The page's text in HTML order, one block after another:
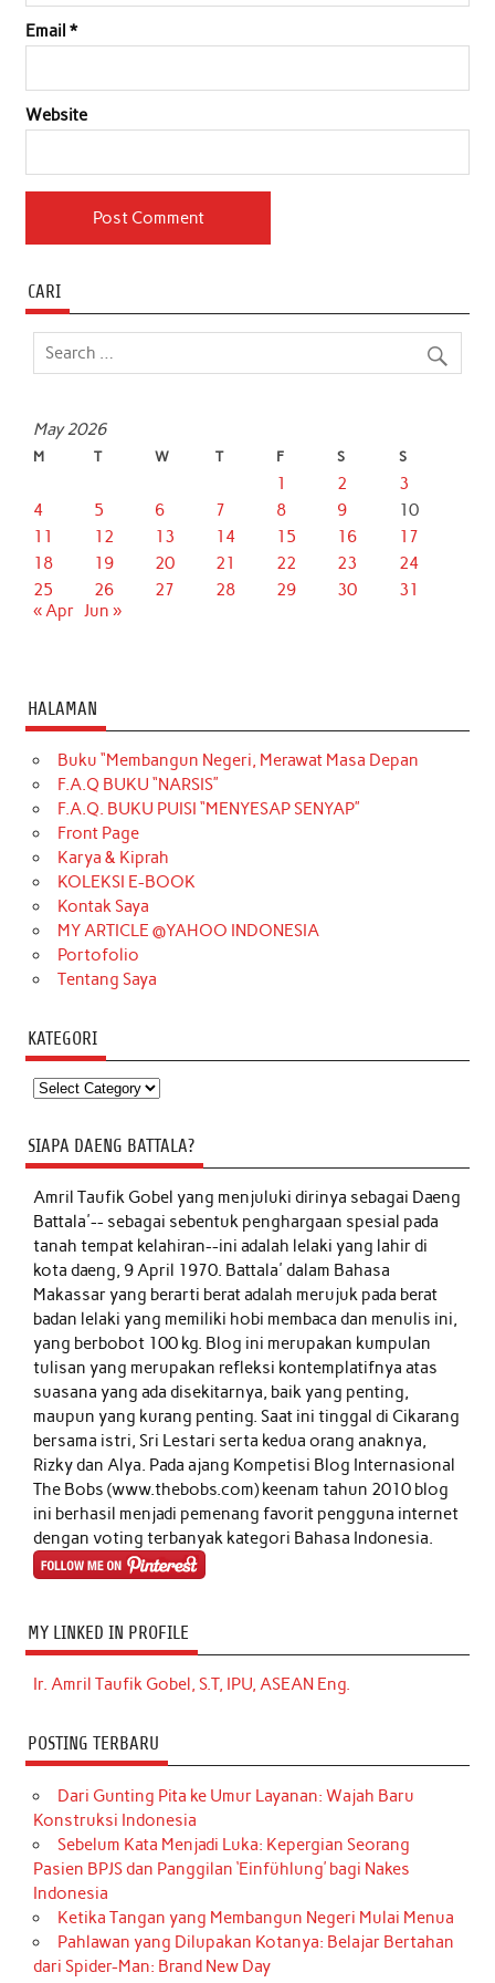
Email *
Website
CARI
May 2026
M T W T F S S
1 2
3
4
5 6 7 8 9
10
11
12 13 14 15 16
17
18
19 20 21 22 23
24
25
26 27 28 29 30
31
« Apr Jun »
HALAMAN
Buku “Membangun Negeri, Merawat Masa Depan
F.A.Q BUKU “NARSIS”
F.A.Q. BUKU PUISI “MENYESAP SENYAP”
Front Page
Karya & Kiprah
KOLEKSI E-BOOK
Kontak Saya
MY ARTICLE @YAHOO INDONESIA
Portofolio
Tentang Saya
KATEGORI
Kategori
SIAPA DAENG BATTALA?
Amril Taufik Gobelyang menjuluki dirinya sebagai Daeng
Battala'-- sebagai sebentuk penghargaan spesial pada
tanah tempat kelahiran--ini adalah lelaki yang lahir di
kota daeng, 9 April 1970. Battala' dalam Bahasa
Makassar yang berarti berat adalah merujuk pada berat
badan lelaki yang memiliki hobi membaca dan menulis ini,
yang berbobot 100 kg. Blog ini merupakan kumpulan
tulisan yang merupakan refleksi kontemplatifnya atas
suasana yang ada disekitarnya, baik yang penting,
maupun yang kurang penting. Saat ini tinggal di Cikarang
bersama istri, Sri Lestari serta kedua orang anaknya,
Rizky dan Alya. Pada ajang Kompetisi Blog Internasional
The Bobs (www.thebobs.com) keenam tahun 2010 blog
ini berhasil menjadi pemenang favorit pengguna internet
dengan voting terbanyak kategori Bahasa Indonesia.
MY LINKED IN PROFILE
Ir. Amril Taufik Gobel, S.T, IPU, ASEAN Eng.
POSTING TERBARU
Dari Gunting Pita ke Umur Layanan: Wajah Baru
Konstruksi Indonesia
Sebelum Kata Menjadi Luka: Kepergian Seorang
Pasien BPJS dan Panggilan ‘Einfühlung’ bagi Nakes
Indonesia
Ketika Tangan yang Membangun Negeri Mulai Menua
Pahlawan yang Dilupakan Kotanya: Belajar Bertahan
dari Spider-Man: Brand New Day